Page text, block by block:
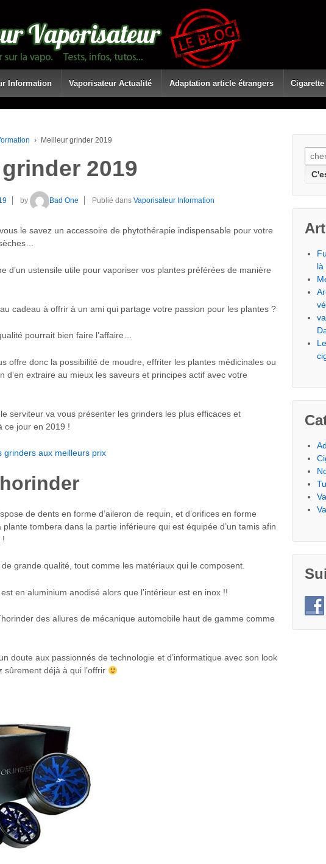
Information Vaporisateur Actualité Adaptation article étrangers
› Meilleur grinder 2019
2019
by Bad One Publié dans Vaporisateur Information
le savez un accessoire de phytothérapie indispensable pour votre
d’un ustensile utile pour vaporiser vos plantes préférées de manière
cadeau à offrir à un ami qui partage votre passion pour les plantes ?
pourrait bien faire l’affaire…
offre donc la possibilité de moudre, effriter les plantes médicinales ou
d’en extraire au mieux les saveurs et principes actif avec votre
serviteur va vous présenter les grinders les plus efficaces et
ce jour en 2019 !
grinders aux meilleurs prix
de dents en forme d’aileron de requin, et d’orifices en forme
plante tombera dans la partie inférieure qui est équipée d’un tamis afin
!
de grande qualité, tout comme les matériaux qui le composent.
en aluminium anodisé alors que l’intérieur est en inox !!
des allures de mécanique automobile haut de gamme comme
doute aux passionnés de technologie et d’informatique avec son look
déjà à qui l’offrir
là